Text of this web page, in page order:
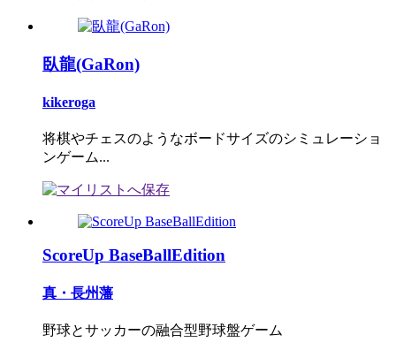
臥龍(GaRon)
kikeroga
将棋やチェスのようなボードサイズのシミュレーショ
ンゲーム...
ScoreUp BaseBallEdition
真・長州藩
野球とサッカーの融合型野球盤ゲーム